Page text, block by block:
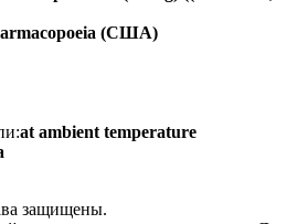
(США)
at ambient temperature
защищены.